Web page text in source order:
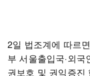
2일 법조계에 따르
부 서울출입국·외국
권보호 및 권익증진